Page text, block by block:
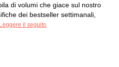
di volumi che giace sul nostro
dei bestseller settimanali,
Leggere il seguito